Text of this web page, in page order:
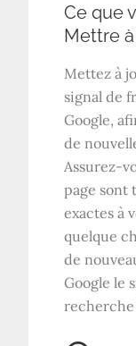
Ce que
Mettre
Mettez à
signal de
Google,
de
Assurez-
page sont
exactes à
quelque
de
Google le
recherche